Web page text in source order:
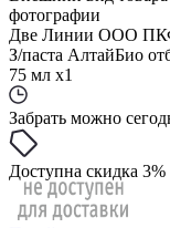
фотографии
Две Линии ООО
З/паста АлтайБио
75 мл x1
Забрать можно
Доступна скидка 3%